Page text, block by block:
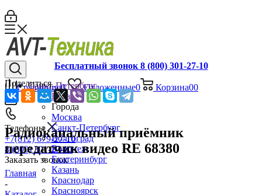
Сравнение0 Отложенные0 Корзина00
Телефоны
+7(812) 679-27-10
8 (800) 301-27-10
Заказать звонок
Бесплатный звонок 8 (800) 301-27-10
Санкт-Петербург
Назад
Города
Москва
Санкт-Петербург
Волгоград
Воронеж
Екатеринбург
Казань
Краснодар
Красноярск
Поделиться
Радиоканальный приёмник
передатчик видео RE 68380
Главная
-